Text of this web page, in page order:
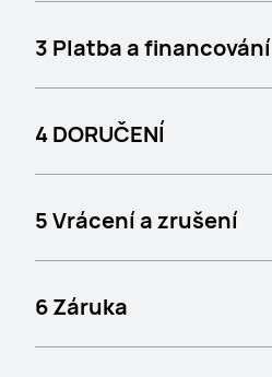
3 Platba a financování
4 DORUČENÍ
5 Vrácení a zrušení
6 Záruka